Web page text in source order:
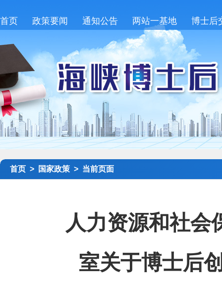
首页 政策要闻 通知公告 两站一基地 博士后
首页 > 国家政策 > 当前页面
人力资源和社会
室关于博士后